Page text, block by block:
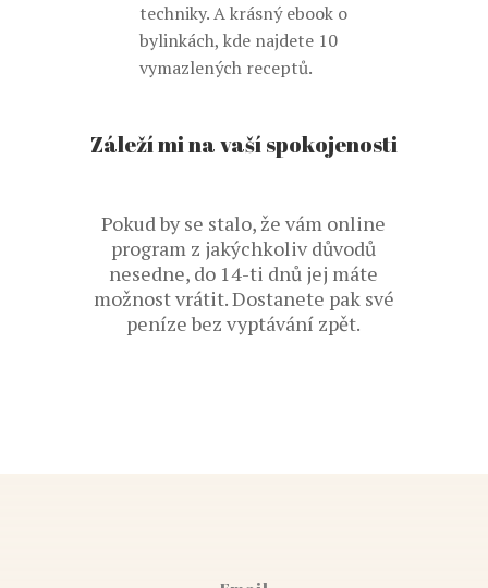
techniky. A krásný ebook o
bylinkách, kde najdete 10
vymazlených receptů.
Záleží mi na vaší spokojenosti
Pokud by se stalo, že vám online
program z jakýchkoliv důvodů
nesedne, do 14-ti dnů jej máte
možnost vrátit. Dostanete pak své
peníze bez vyptávání zpět.